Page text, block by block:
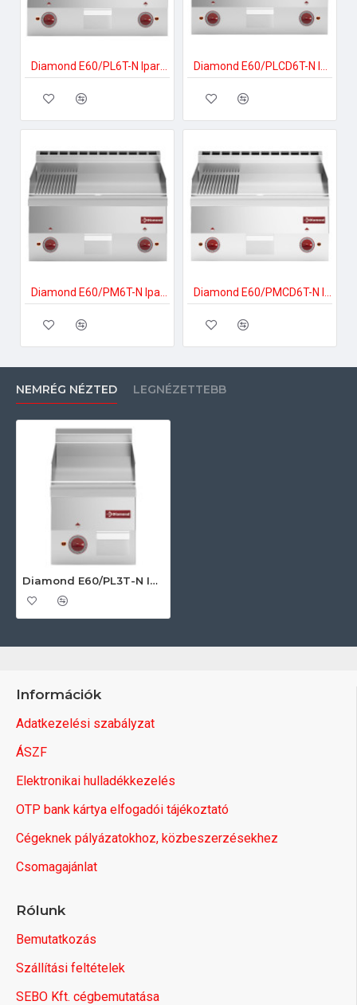
NEMRÉG NÉZTED LEGNÉZETTEBB
Diamond E60/PL3T-N Ipari elektromos tűzhely
Információk
Adatkezelési szabályzat
ÁSZF
Elektronikai hulladékkezelés
OTP bank kártya elfogadói tájékoztató
Cégeknek pályázatokhoz, közbeszerzésekhez
Csomagajánlat
Rólunk
Bemutatkozás
Szállítási feltételek
SEBO Kft. cégbemutatása